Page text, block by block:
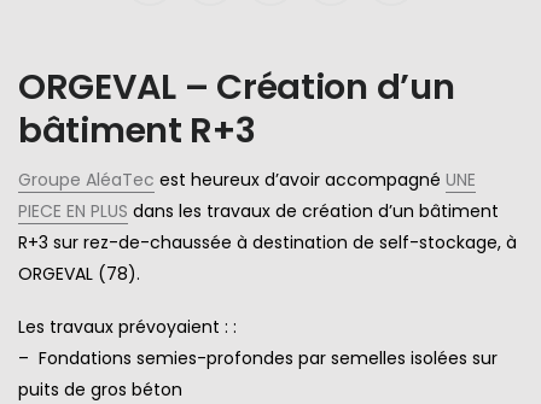
ORGEVAL – Création d’un
bâtiment R+3
Groupe AléaTec est heureux d’avoir accompagné UNE
PIECE EN PLUS dans les travaux de création d’un bâtiment
R+3 sur rez-de-chaussée à destination de self-stockage, à
ORGEVAL (78).
Les travaux prévoyaient : :
– Fondations semies-profondes par semelles isolées sur
puits de gros béton